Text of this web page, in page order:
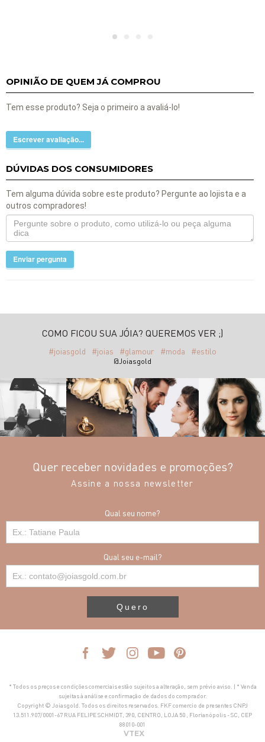
OPINIÃO DE QUEM JÁ COMPROU
Tem esse produto? Seja o primeiro a avaliá-lo!
Escrever avaliação...
DÚVIDAS DOS CONSUMIDORES
Tem alguma dúvida sobre este produto? Pergunte ao lojista e a
outros compradores!
Enviar pergunta
COMO FICOU SUA JÓIA? QUEREMOS VER ;)
#joiasgold #joias #glamour #moda #estilo
@Joiasgold
Quer receber novidades e promoções?
Assine a nossa newsletter
Qual seu nome?
Qual seu e-mail?
Quero
* Todos os preços e condições comerciais estão sujeitos a alteração, sem prévio aviso. | * Venda
sujeitas à análise e confirmação de dados do comprador.
Copyright © Joiasgold. Todos os direitos reservados. FKF comercio de presentes CNPJ
13.511.907/0001-67 RUA FELIPE SCHMIDT, 390, CENTRO, LOJA 50 , Florianópolis - SC, CEP
88010-001
VTEX